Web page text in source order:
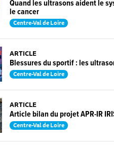
Quand les ultrasons aident le
le cancer
Centre-Val de Loire
ARTICLE
Blessures du sportif : les
Centre-Val de Loire
ARTICLE
Article bilan du projet APR-IR
Centre-Val de Loire